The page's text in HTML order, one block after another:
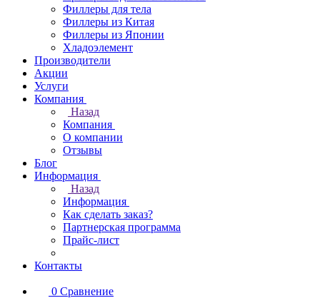
Филлеры для тела
Филлеры из Китая
Филлеры из Японии
Хладоэлемент
Производители
Акции
Услуги
Компания
Назад
Компания
О компании
Отзывы
Блог
Информация
Назад
Информация
Как сделать заказ?
Партнерская программа
Прайс-лист
Контакты
0 Сравнение